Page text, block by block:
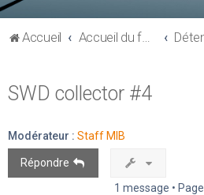
Accueil Accueil du forum
SWD collector #4
Modérateur : Staff MIB
Répondre
1 message • Page